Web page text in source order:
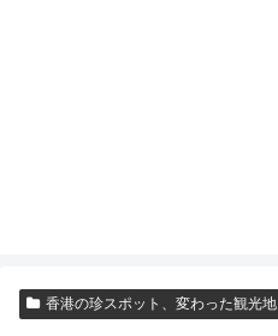
香港の珍スポット、変わった観光地